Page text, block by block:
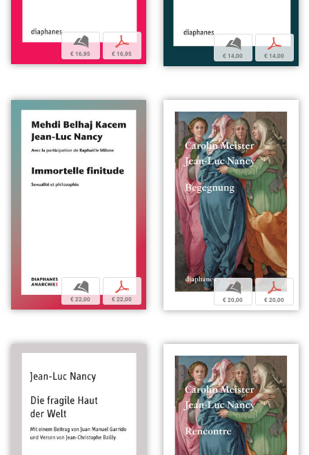
b
€ 16,95
p
€ 16,95
b
€ 14,00
p
€ 14,00
b
€ 22,00
p
€ 22,00
b
€ 20,00
p
€ 20,00